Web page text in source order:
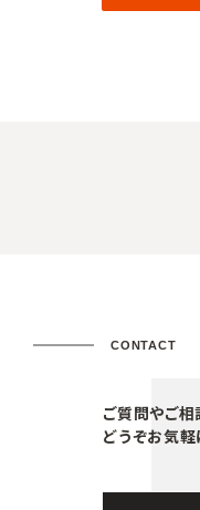
CONTACT
ご質問やご相
どうぞお気軽